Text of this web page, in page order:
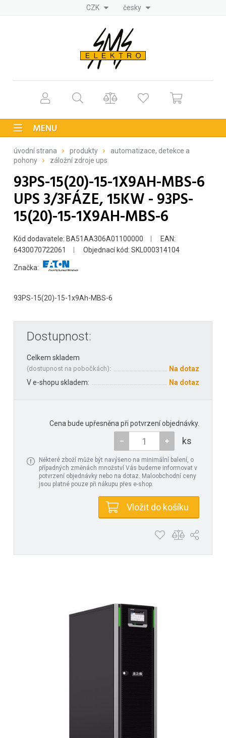
CZK česky
MENU
úvodní strana produkty
automatizace, detekce a
pohony
záložní zdroje ups
93PS-15(20)-15-1X9AH-MBS-6
UPS 3/3FÁZE, 15KW - 93PS-
15(20)-15-1X9AH-MBS-6
Kód dodavatele: BA51AA306A01100000
EAN:
6430070722061
Objednací kód: SKL000314104
Značka:
93PS-15(20)-15-1x9Ah-MBS-6
Dostupnost:
Celkem skladem
(dostupnost na pobočkách):
Na dotaz
V e-shopu skladem:
Na dotaz
Cena bude upřesněna při potvrzení objednávky.
ks
Některé zboží může být navýšeno na minimální balení, o
případných změnách množství Vás budeme informovat v
potvrzení objednávky nebo na dotaz. Maloobchodní ceny
jsou platné pouze při nákupu přes e-shop.
Vložit do košíku